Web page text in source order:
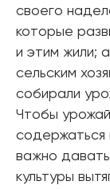
своего
которые
и этим жили;
сельским
собирали
Чтобы
содержаться
важно
культуры